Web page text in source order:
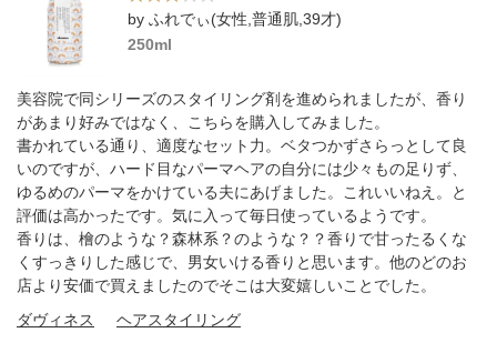
by ふれでぃ(女性,普通肌,39才)
250ml
美容院で同シリーズのスタイリング剤を進められましたが、香り
があまり好みではなく、こちらを購入してみました。
書かれている通り、適度なセット力。ベタつかずさらっとして良
いのですが、ハード目なパーマヘアの自分には少々もの足りず、
ゆるめのパーマをかけている夫にあげました。これいいねえ。と
評価は高かったです。気に入って毎日使っているようです。
香りは、檜のような？森林系？のような？？香りで甘ったるくな
くすっきりした感じで、男女いける香りと思います。他のどのお
店より安価で買えましたのでそこは大変嬉しいことでした。
ダヴィネス
ヘアスタイリング